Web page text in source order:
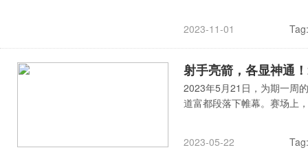
2023-11-01 Tag:
射手亮箭，各显神通
2023年5月21日，为期一周
道富都段落下帷幕。赛场上
2023-05-22 Tag: